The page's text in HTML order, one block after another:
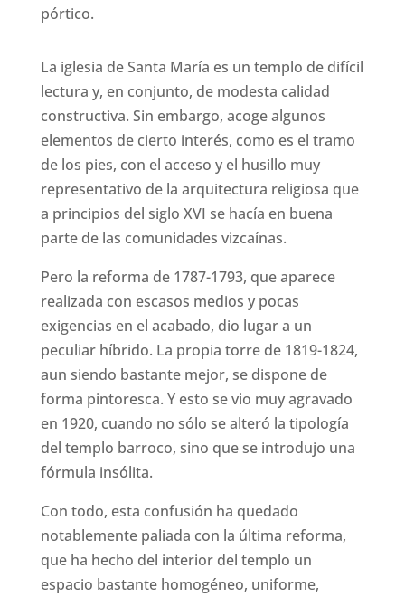
pórtico.
La iglesia de Santa María es un templo de difícil
lectura y, en conjunto, de modesta calidad
constructiva. Sin embargo, acoge algunos
elementos de cierto interés, como es el tramo
de los pies, con el acceso y el husillo muy
representativo de la arquitectura religiosa que
a principios del siglo XVI se hacía en buena
parte de las comunidades vizcaínas.
Pero la reforma de 1787-1793, que aparece
realizada con escasos medios y pocas
exigencias en el acabado, dio lugar a un
peculiar híbrido. La propia torre de 1819-1824,
aun siendo bastante mejor, se dispone de
forma pintoresca. Y esto se vio muy agravado
en 1920, cuando no sólo se alteró la tipología
del templo barroco, sino que se introdujo una
fórmula insólita.
Con todo, esta confusión ha quedado
notablemente paliada con la última reforma,
que ha hecho del interior del templo un
espacio bastante homogéneo, uniforme,